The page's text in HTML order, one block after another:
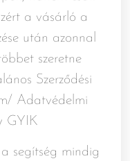
a vásárló a
után azonnal
szeretne
Szerződési
Adatvédelmi
GYIK
segítség mindig